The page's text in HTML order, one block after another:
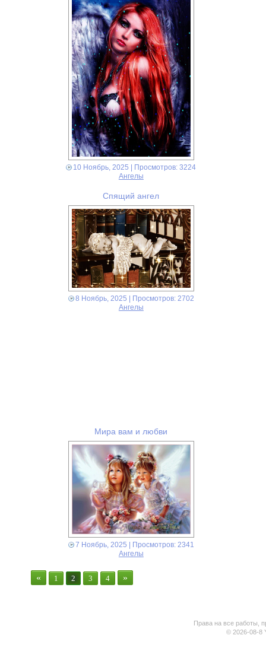
10 Ноябрь, 2025 | Просмотров: 3224
Ангелы
Спящий ангел
8 Ноябрь, 2025 | Просмотров: 2702
Ангелы
Мира вам и любви
7 Ноябрь, 2025 | Просмотров: 2341
Ангелы
« 1 2 3 4 »
Права на все работы,
© 2026-08-8